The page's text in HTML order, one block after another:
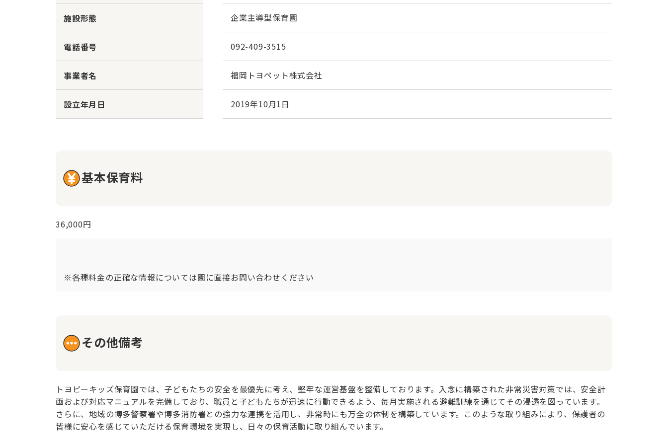
施設形態 企業主導型保育園
電話番号 092-409-3515
事業者名 福岡トヨペット株式会社
設立年月日 2019年10月1日
基本保育料
36,000円
※各種料金の正確な情報については園に直接お問い合わせください
その他備考
トヨピーキッズ保育園では、子どもたちの安全を最優先に考え、堅牢な運営基盤を整備しております。入念に構築された非常災害対策では、安全計
画および対応マニュアルを完備しており、職員と子どもたちが迅速に行動できるよう、毎月実施される避難訓練を通じてその浸透を図っています。
さらに、地域の博多警察署や博多消防署との強力な連携を活用し、非常時にも万全の体制を構築しています。このような取り組みにより、保護者の
皆様に安心を感じていただける保育環境を実現し、日々の保育活動に取り組んでいます。